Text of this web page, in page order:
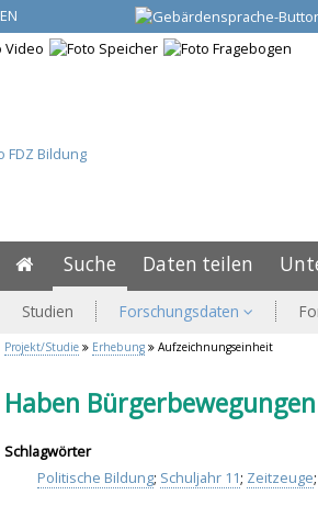
EN
Suche Daten teilen
Studien Forschungsdaten
Projekt/Studie Erhebung Aufzeichnungseinheit
Haben
Schlagwörter
Politische Bildung; Schuljahr 11; Zeitzeuge;